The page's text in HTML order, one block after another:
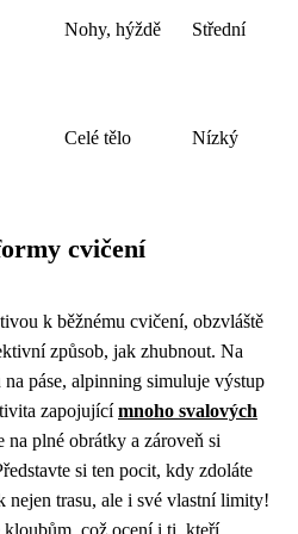
Nohy, hýždě Střední
Celé tělo Nízký
cvičení
k běžnému cvičení, obzvláště
způsob, jak zhubnout. Na
páse, alpinning simuluje výstup
zapojujícímnoho svalových
na plné obrátky a zároveň si
si ten pocit, kdy zdoláte
nejen trasu, ale i své vlastní limity!
což ocení i ti, kteří